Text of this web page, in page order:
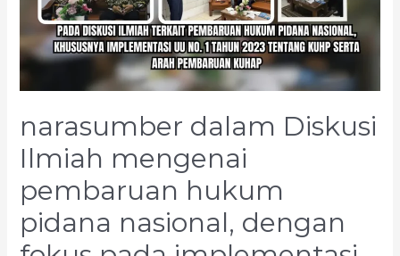
narasumber dalam Diskusi
Ilmiah mengenai
pembaruan hukum
pidana nasional, dengan